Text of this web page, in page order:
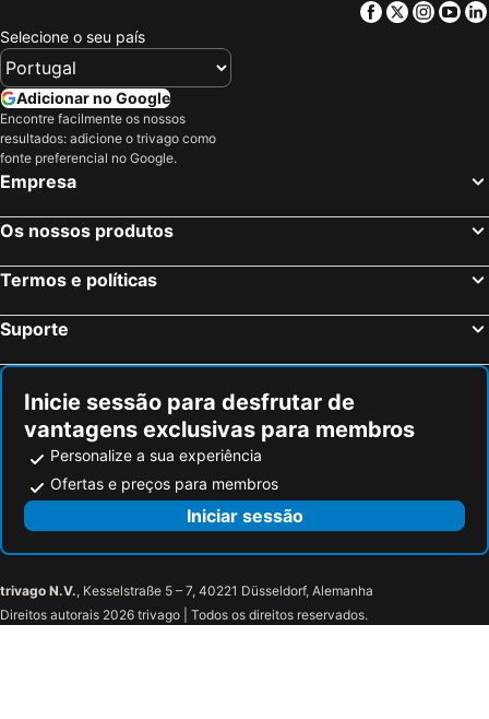
Facebook
Twitter
Selecione o seu país
Adicionar no Google
Encontre facilmente os nossos
resultados: adicione o trivago como
fonte preferencial no Google.
Empresa
Os nossos produtos
Termos e políticas
Suporte
Inicie sessão para desfrutar de
vantagens exclusivas para membros
Personalize a sua experiência
Ofertas e preços para membros
Iniciar sessão
trivago N.V., Kesselstraße 5 – 7, 40221 Düsseldorf, Alemanha
Direitos autorais 2026 trivago | Todos os direitos reservados.